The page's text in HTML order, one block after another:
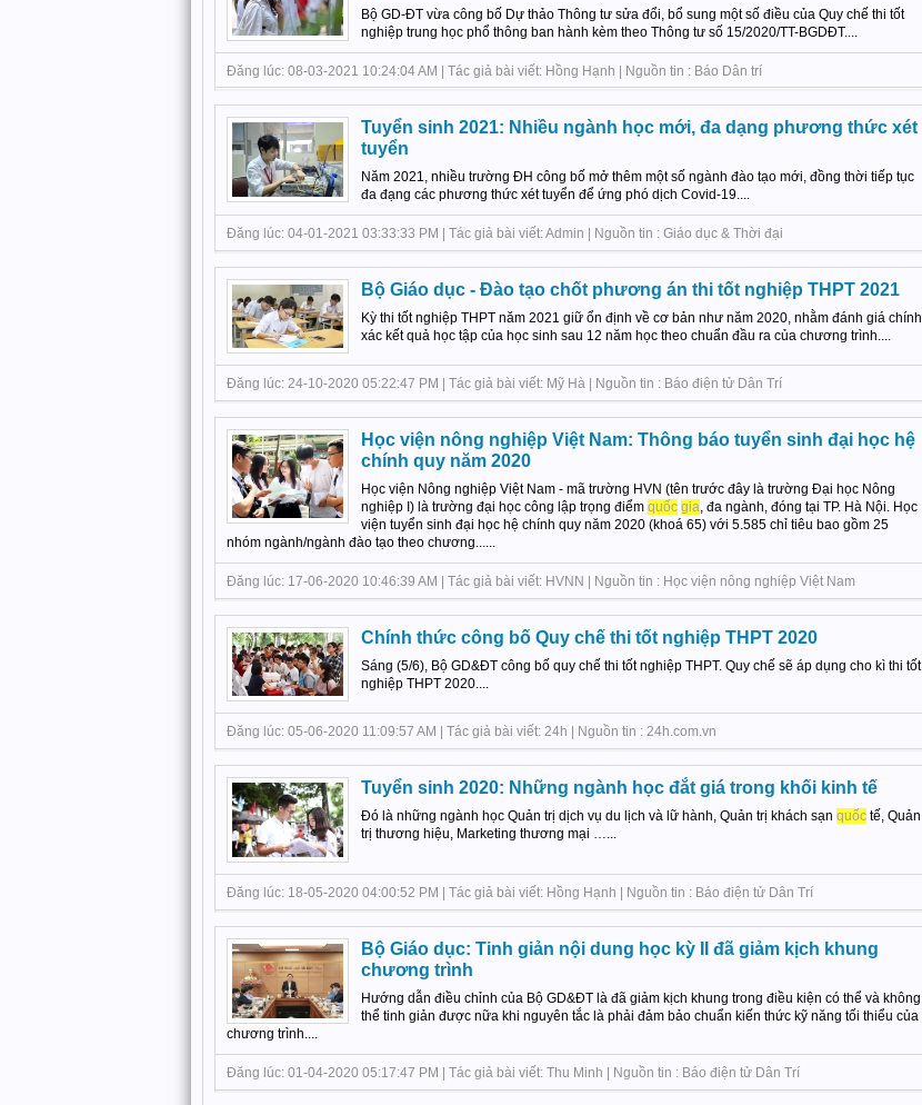
Bộ GD-ĐT vừa công bố Dự thảo Thông tư sửa đổi, bổ sung một số điều của Quy chế thi tốt
nghiệp trung học phổ thông ban hành kèm theo Thông tư số 15/2020/TT-BGDĐT....
Đăng lúc: 08-03-2021 10:24:04 AM | Tác giả bài viết: Hồng Hạnh | Nguồn tin : Báo Dân trí
Tuyển sinh 2021: Nhiều ngành học mới, đa dạng phương thức xét
tuyển
Năm 2021, nhiều trường ĐH công bố mở thêm một số ngành đào tạo mới, đồng thời tiếp tục
đa đạng các phương thức xét tuyển để ứng phó dịch Covid-19....
Đăng lúc: 04-01-2021 03:33:33 PM | Tác giả bài viết: Admin | Nguồn tin : Giáo dục & Thời đại
Bộ Giáo dục - Đào tạo chốt phương án thi tốt nghiệp THPT 2021
Kỳ thi tốt nghiệp THPT năm 2021 giữ ổn định về cơ bản như năm 2020, nhằm đánh giá chính
xác kết quả học tập của học sinh sau 12 năm học theo chuẩn đầu ra của chương trình....
Đăng lúc: 24-10-2020 05:22:47 PM | Tác giả bài viết: Mỹ Hà | Nguồn tin : Báo điện tử Dân Trí
Học viện nông nghiệp Việt Nam: Thông báo tuyển sinh đại học hệ
chính quy năm 2020
Học viện Nông nghiệp Việt Nam - mã trường HVN (tên trước đây là trường Đại học Nông
nghiệp I) là trường đại học công lập trọng điểm quốc gia, đa ngành, đóng tại TP. Hà Nội. Học
viện tuyển sinh đại học hệ chính quy năm 2020 (khoá 65) với 5.585 chỉ tiêu bao gồm 25
nhóm ngành/ngành đào tạo theo chương......
Đăng lúc: 17-06-2020 10:46:39 AM | Tác giả bài viết: HVNN | Nguồn tin : Học viện nông nghiệp Việt Nam
Chính thức công bố Quy chế thi tốt nghiệp THPT 2020
Sáng (5/6), Bộ GD&ĐT công bố quy chế thi tốt nghiệp THPT. Quy chế sẽ áp dụng cho kì thi tốt
nghiệp THPT 2020....
Đăng lúc: 05-06-2020 11:09:57 AM | Tác giả bài viết: 24h | Nguồn tin : 24h.com.vn
Tuyển sinh 2020: Những ngành học đắt giá trong khối kinh tế
Đó là những ngành học Quản trị dịch vụ du lịch và lữ hành, Quản trị khách sạn quốctế, Quản
trị thương hiệu, Marketing thương mại …...
Đăng lúc: 18-05-2020 04:00:52 PM | Tác giả bài viết: Hồng Hạnh | Nguồn tin : Báo điện tử Dân Trí
Bộ Giáo dục: Tinh giản nội dung học kỳ II đã giảm kịch khung
chương trình
Hướng dẫn điều chỉnh của Bộ GD&ĐT là đã giảm kịch khung trong điều kiện có thể và không
thể tinh giản được nữa khi nguyên tắc là phải đảm bảo chuẩn kiến thức kỹ năng tối thiểu của
chương trình....
Đăng lúc: 01-04-2020 05:17:47 PM | Tác giả bài viết: Thu Minh | Nguồn tin : Báo điện tử Dân Trí